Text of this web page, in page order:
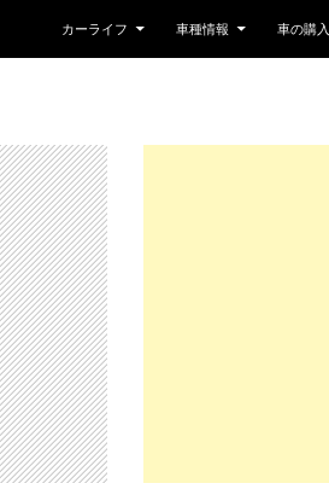
カーライフ
車種情報 車の購入